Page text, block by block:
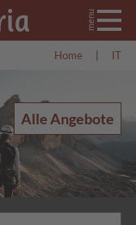
Home IT
Alle Angebote